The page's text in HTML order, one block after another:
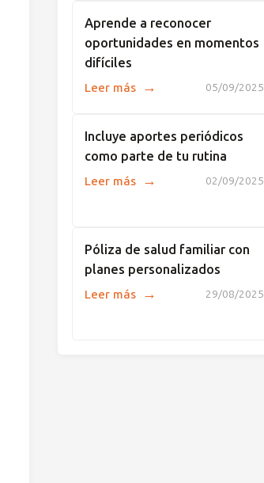
Aprende a reconocer
oportunidades en momentos
difíciles
05/09/2025
Leer más →
Incluye aportes periódicos
como parte de tu rutina
02/09/2025
Leer más →
Póliza de salud familiar con
planes personalizados
29/08/2025
Leer más →